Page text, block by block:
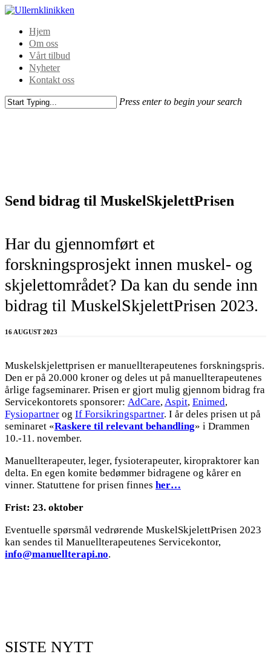
Hjem
Om oss
Vårt tilbud
Nyheter
Kontakt oss
Press enter to begin your search
Send bidrag til MuskelSkjelettPrisen
Har du gjennomført et
forskningsprosjekt innen muskel- og
skjelettområdet? Da kan du sende inn
bidrag til MuskelSkjelettPrisen 2023.
16 AUGUST 2023
Muskelskjelettprisen er manuellterapeutenes forskningspris.
Den er på 20.000 kroner og deles ut på manuellterapeutenes
årlige fagseminarer. Prisen er gjort mulig gjennom bidrag fra
Servicekontorets sponsorer: AdCare,Aspit, Enimed,
Fysiopartner og If Forsikringspartner. I år deles prisen ut på
seminaret «Raskere til relevant behandling» i Drammen
10.-11. november.
Manuellterapeuter, leger, fysioterapeuter, kiropraktorer kan
delta. En egen komite bedømmer bidragene og kårer en
vinner. Statuttene for prisen finnes her…
Frist: 23. oktober
Eventuelle spørsmål vedrørende MuskelSkjelettPrisen 2023
kan sendes til Manuellterapeutenes Servicekontor,
info@manuellterapi.no.
SISTE NYTT